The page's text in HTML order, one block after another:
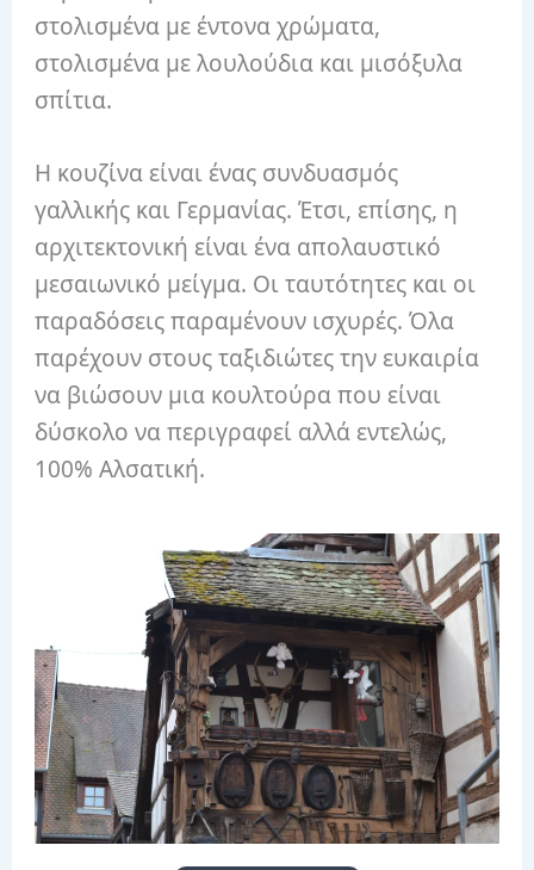
στολισμένα με έντονα χρώματα,
στολισμένα με λουλούδια και μισόξυλα
σπίτια.
Η κουζίνα είναι ένας συνδυασμός
γαλλικής και Γερμανίας. Έτσι, επίσης, η
αρχιτεκτονική είναι ένα απολαυστικό
μεσαιωνικό μείγμα. Οι ταυτότητες και οι
παραδόσεις παραμένουν ισχυρές. Όλα
παρέχουν στους ταξιδιώτες την ευκαιρία
να βιώσουν μια κουλτούρα που είναι
δύσκολο να περιγραφεί αλλά εντελώς,
100% Αλσατική.